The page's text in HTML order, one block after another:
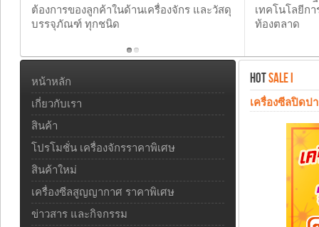
ต้องการของลูกค้าในด้านเครื่องจักร และวัสดุ
บรรจุภัณฑ์ ทุกชนิด
เทคโนโลยีก
ท้องตลาด
HOTSALE I
เครื่องซีลปิดป
หน้าหลัก
เกี่ยวกับเรา
สินค้า
โปรโมชั่น เครื่องจักรราคาพิเศษ
สินค้าใหม่
เครื่องซีลสูญญากาศ ราคาพิเศษ
ข่าวสาร และกิจกรรม